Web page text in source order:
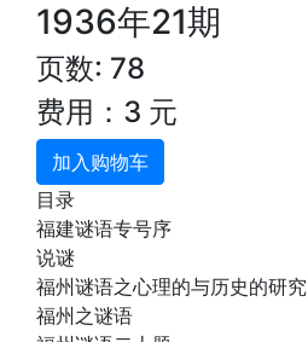
1936年21期
页数: 78
费用：3 元
加入购物车
目录
福建谜语专号序
说谜
福州谜语之心理的与历史的研究
福州之谜语